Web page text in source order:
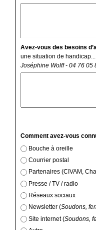
Avez-vous des besoins
une situation de handicap...
Joséphine Wolff - 04 76 05
Comment avez-vous
Bouche à oreille
Courrier postal
Partenaires (CIVAM,
Presse / TV / radio
Réseaux sociaux
Newsletter (Soudons,
Site internet (Soudons,